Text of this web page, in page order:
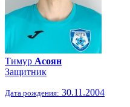
Тимур Асоян
Защитник
Дата рождения: 30.11.2004